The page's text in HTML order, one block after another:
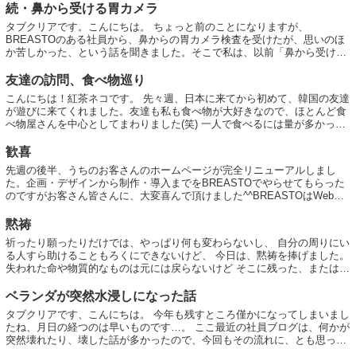
続・鼻から受ける胃カメラ
タブクリアです。こんにちは。 ちょっと前のことになりますが、
BREASTOのある社員から、鼻からの胃カメラ検査を受けたが、思いのほ
か苦しかった、という話を聞きました。そこで私は、以前「鼻から受ける
友達の訪問、食べ物巡り
こんにちは！紅茶ネコです。 先々週、日本に来てから初めて、韓国の友達
が遊びに来てくれました。友達も私も食べ物が大好きなので、ほとんど食
べ物屋さんを中心としてまわりました(笑) 一人で食べるには量が多かった
歓喜
先週の後半、うちのお客さんのホームページが完全リニューアルしまし
た。企画・デザインから制作・導入までをBREASTOでやらせてもらった
のですがお客さん皆さんに、大変喜んで頂けました^^BREASTOはWeb制
黙祷
祈ったり願ったりだけでは、やっぱり何も変わらないし、 自分の周りにい
る人すら助けることもろくにできないけど、 今日は、黙祷を捧げました。
失われた命や物質的なものは元には戻らないけど そこに残った、または新
ベランダが突然水浸しになった話
タブクリアです、こんにちは。 今年も残すところ僅かになってしまいまし
たね、月日の経つのは早いものです…。 ここ最近の社員ブログは、何かが
突然壊れたり、壊した話が多かったので、今回もその流れに、とも思った